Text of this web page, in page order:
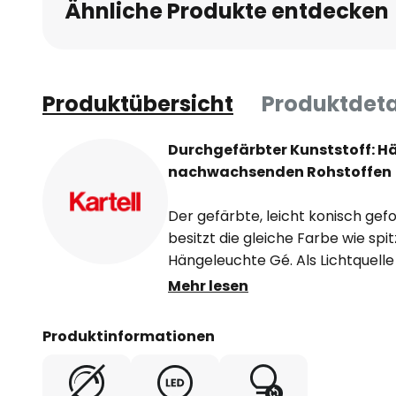
Ähnliche Produkte entdecken
Produktübersicht
Durchgefärbter Kunststoff:
nachwachsenden Rohstoffen
Der gefärbte, leicht konisch
besitzt die gleiche Farbe wie
Hängeleuchte Gé. Als
warmweißes Licht in
lichtdurchlässig ist.
Dieses Schmuckstück stammt
Mehr lesen
Produktinformationen